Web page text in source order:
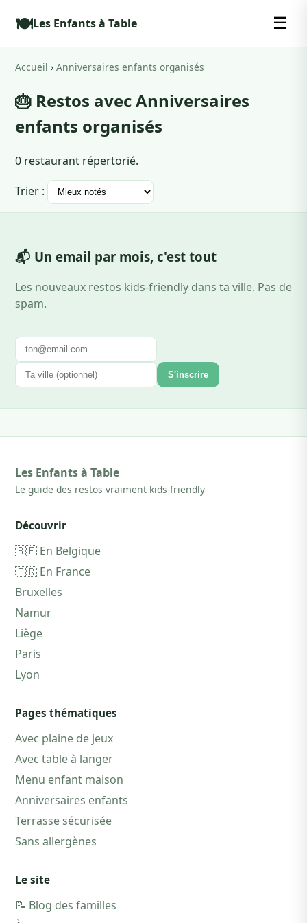
🍽️Les Enfants à Table ☰
Accueil › Anniversaires enfants organisés
🎂 Restos avec Anniversaires
enfants organisés
0 restaurant répertorié.
Trier :
📬 Un email par mois, c'est tout
Les nouveaux restos kids-friendly dans ta ville. Pas de
spam.
S'inscrire
Les Enfants à Table
Le guide des restos vraiment kids-friendly
Découvrir
🇧🇪 En Belgique
🇫🇷 En France
Bruxelles
Namur
Liège
Paris
Lyon
Pages thématiques
Avec plaine de jeux
Avec table à langer
Menu enfant maison
Anniversaires enfants
Terrasse sécurisée
Sans allergènes
Le site
📝 Blog des familles